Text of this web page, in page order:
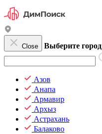
Close Выберите город
Азов
Анапа
Армавир
Архыз
Астрахань
Балаково